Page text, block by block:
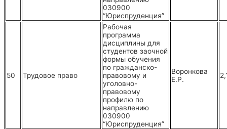
030900
“Юриспруденция”
50 Трудовое право
Рабочая
программа
дисциплины для
студентов заочной
формы обучения
по гражданско-
правовому и
уголовно-
правовому
профилю по
направлению
030900
“Юриспруденция”
Воронкова
Е.Р.